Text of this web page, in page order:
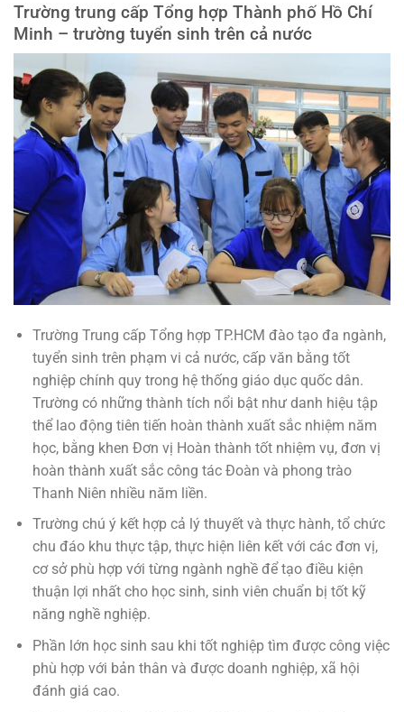
Trường trung cấp Tổng hợp Thành phố Hồ Chí
Minh – trường tuyển sinh trên cả nước
Trường Trung cấp Tổng hợp TP.HCM đào tạo đa ngành,
tuyển sinh trên phạm vi cả nước, cấp văn bằng tốt
nghiệp chính quy trong hệ thống giáo dục quốc dân.
Trường có những thành tích nổi bật như danh hiệu tập
thể lao động tiên tiến hoàn thành xuất sắc nhiệm năm
học, bằng khen Đơn vị Hoàn thành tốt nhiệm vụ, đơn vị
hoàn thành xuất sắc công tác Đoàn và phong trào
Thanh Niên nhiều năm liền.
Trường chú ý kết hợp cả lý thuyết và thực hành, tổ chức
chu đáo khu thực tập, thực hiện liên kết với các đơn vị,
cơ sở phù hợp với từng ngành nghề để tạo điều kiện
thuận lợi nhất cho học sinh, sinh viên chuẩn bị tốt kỹ
năng nghề nghiệp.
Phần lớn học sinh sau khi tốt nghiệp tìm được công việc
phù hợp với bản thân và được doanh nghiệp, xã hội
đánh giá cao.